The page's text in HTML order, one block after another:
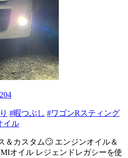
#暇つぶし #ワゴンRスティング
イル
＆カスタム🙄 エンジンオイル＆
オイル レジェンドレガシーを使